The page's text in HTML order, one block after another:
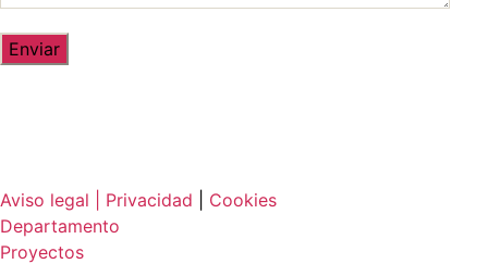
Aviso legal | Privacidad
Cookies
Departamento
Proyectos